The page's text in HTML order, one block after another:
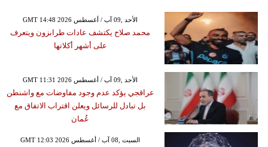
GMT 14:48 2026 الأحد ,09 آب / أغسطس
محمد صلاح يكتشف عادات طرابزون ويتعرف
على أشهر أكلاتها
GMT 11:31 2026 الأحد ,09 آب / أغسطس
عراقجي يؤكد عدم وجود مفاوضات مع واشنطن
بل تبادل للرسائل ويعلن اقتراب الاتفاق مع
عُمان
GMT 12:03 2026 السبت ,08 آب / أغسطس